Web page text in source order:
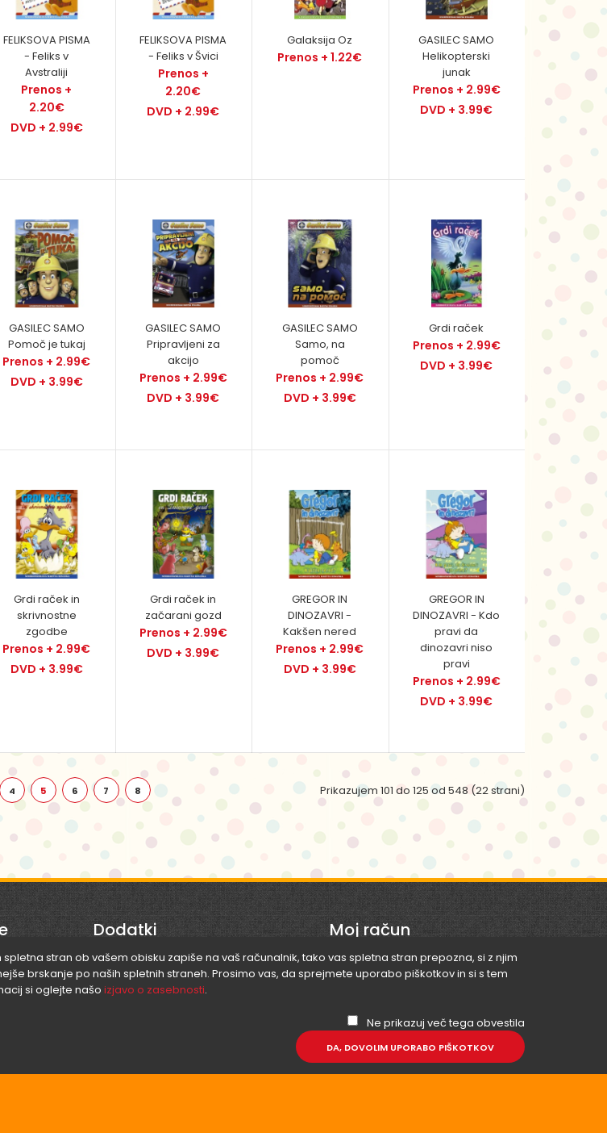
stran ob vašem obisku zapiše na vaš računalnik, tako vas spletna stran prepozna, si z njim
brskanje po naših spletnih straneh. Prosimo vas, da sprejmete uporabo piškotkov in si s tem
si oglejte našo izjavo o zasebnosti.
Ne prikazuj več tega obvestila
DA, DOVOLIM UPORABO PIŠKOTKOV
Deset zapovedi
DVD + 2.99€
Ena največjih Biblijskih zgodb Stare zaveze sedaj v
vsej svoji veličini oživi pred vami. To je zgodb..
Prenos + 2.20€
DVD + 2.99€
Kapljica ( kapljica čiste vode ), Nimbus ( oblak
vodne pare ) in Ledenko ( kocka zmrznjene vode
DORA 3
DVD + 3.78€
DORA Dogodivščine z glavno junakinjo,
sedemletno Doro, se odvijajo v domišljijskem,
tropskem svetu, ..
DVD + 3.78€
DORA Dogodivščine z glavno junakinjo,
sedemletno Doro, se odvijajo v domišljijskem,
tropskem svetu, ..
Zgodba se začne na ugledni Črnobradčevi
akademiji, edini piratski šoli na svetu. Dve posadki
mladih ..
FELIKSOVA PISMA
- Feliks v
Avstraliji
Prenos +
2.20€
DVD + 2.99€
FELIKSOVA PISMA
- Feliks v Švici
Prenos +
2.20€
DVD + 2.99€
Galaksija Oz
Prenos + 1.22€
GASILEC SAMO
Helikopterski
junak
Prenos + 2.99€
DVD + 3.99€
GASILEC SAMO
Pomoč je tukaj
Prenos + 2.99€
DVD + 3.99€
GASILEC SAMO
Pripravljeni za
akcijo
Prenos + 2.99€
DVD + 3.99€
GASILEC SAMO
Samo, na
pomoč
Prenos + 2.99€
DVD + 3.99€
Grdi raček
Prenos + 2.99€
DVD + 3.99€
Grdi raček in
skrivnostne
zgodbe
Prenos + 2.99€
DVD + 3.99€
Grdi raček in
začarani gozd
Prenos + 2.99€
DVD + 3.99€
GREGOR IN
DINOZAVRI -
Kakšen nered
Prenos + 2.99€
DVD + 3.99€
GREGOR IN
DINOZAVRI - Kdo
pravi da
dinozavri niso
pravi
Prenos + 2.99€
DVD + 3.99€
4 5 6 7 8 Prikazujem 101 do 125 od 548 (22 strani)
Dodatki
Blagovne znamke
Moj račun
Moj račun
Zgodovina naročil
Seznam želja
Novice